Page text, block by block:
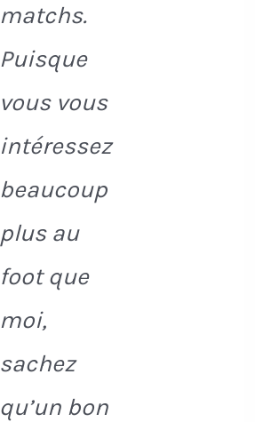
matchs.
Puisque
vous vous
intéressez
beaucoup
plus au
foot que
moi,
sachez
qu’un bon